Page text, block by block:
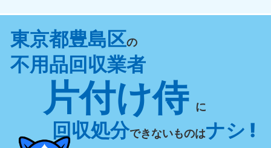
東京都豊島区の
不用品回収業者
片付け侍 に
回収処分できないものはナシ !